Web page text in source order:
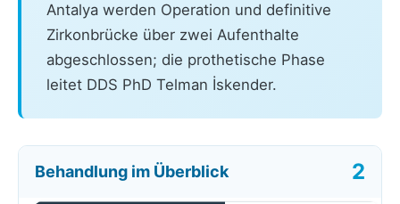
Antalya werden Operation und definitive
Zirkonbrücke über zwei Aufenthalte
abgeschlossen; die prothetische Phase
leitet DDS PhD Telman İskender.
Behandlung im Überblick